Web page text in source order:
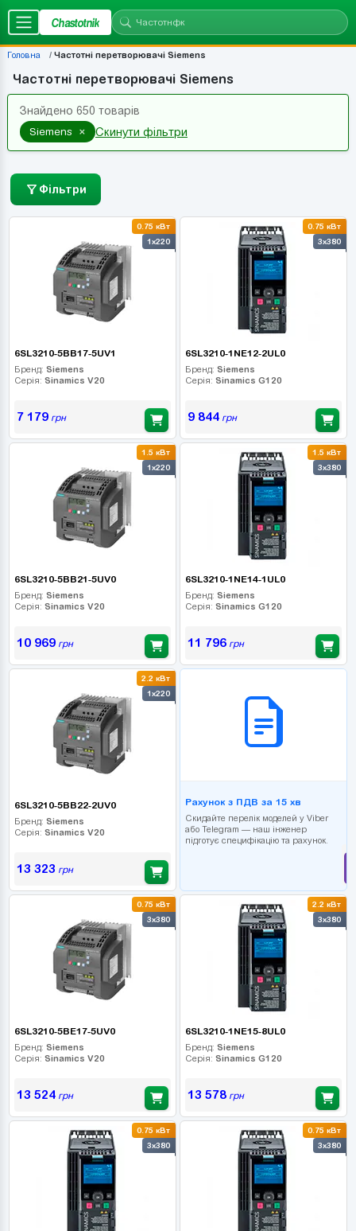
Chastotnik
Головна Частотні перетворювачі Siemens
Частотні перетворювачі Siemens
Знайдено 650 товарів
Siemens × Скинути фільтри
Фільтри
0.75 кВт
1x220
6SL3210-5BB17-5UV1
Бренд: Siemens
Серія: Sinamics V20
7 179грн
0.75 кВт
3x380
6SL3210-1NE12-2UL0
Бренд: Siemens
Серія: Sinamics G120
9 844грн
1.5 кВт
1x220
6SL3210-5BB21-5UV0
Бренд: Siemens
Серія: Sinamics V20
10 969грн
1.5 кВт
3x380
6SL3210-1NE14-1UL0
Бренд: Siemens
Серія: Sinamics G120
11 796грн
2.2 кВт
1x220
6SL3210-5BB22-2UV0
Бренд: Siemens
Серія: Sinamics V20
13 323 грн
Рахунок з ПДВ за 15 хв
Скидайте перелік моделей у Viber
або Telegram — наш інженер
підготує специфікацію та рахунок.
0.75 кВт
3x380
6SL3210-5BE17-5UV0
Бренд: Siemens
Серія: Sinamics V20
13 524грн
2.2 кВт
3x380
6SL3210-1NE15-8UL0
Бренд: Siemens
Серія: Sinamics G120
13 578грн
0.75 кВт
3x380
0.75 кВт
3x380